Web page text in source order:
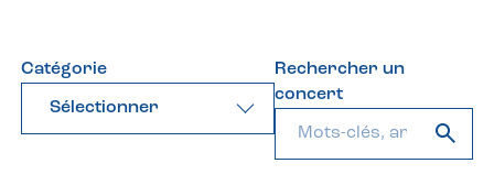
Catégorie
Sélectionner
Rechercher un
concert